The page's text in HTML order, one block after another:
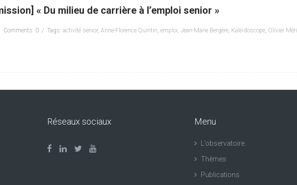
« Du milieu de carrière à l’emploi senior »
Comments: 0 Tags: activité senior, Anne-Florence Quintin, emploi, Jean-Marie Bergère, Kaléidoscope, Olivier
Réseaux sociaux Menu
L’observatoire
Thèmes
Publications